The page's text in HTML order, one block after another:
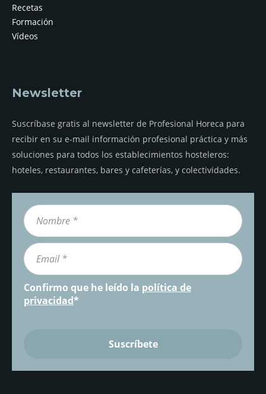
Recetas
Formación
Vídeos
Newsletter
Suscríbase gratis al newsletter de Profesional Horeca para
recibir en su e-mail información profesional práctica y más
soluciones para todos los establecimientos hosteleros:
hoteles, restaurantes, bares y cafeterías, y colectividades.
Confirmo que he leído la política de
privacidad*